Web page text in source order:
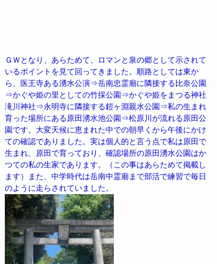
ＧＷとなり、あらためて、ロマンと泉の郷として示されて
いるポイントを見て回ってきました。順路としては東か
ら、医王寺ある湧水公演⇒岳南忠霊廟に隣接する比奈公園
⇒かぐや姫の里としての竹採公園⇒かぐや姫をまつる神社
滝川神社⇒永明寺に隣接する鎧ヶ淵親水公園⇒私の生まれ
育った場所にある原田湧水池公園⇒松原川が流れる原田公
園です。大変天候に恵まれた中での朝早くから午後にかけ
ての確認でありました。実は個人的と言う点で私は原田で
生まれ、原田で育っており、確認場所の原田湧水公園はか
つての私の生家であります。（この事はあらためて掲載し
ます）また、中学時代は岳南中霊廟まで部活で練習で毎日
のように走らされていました。